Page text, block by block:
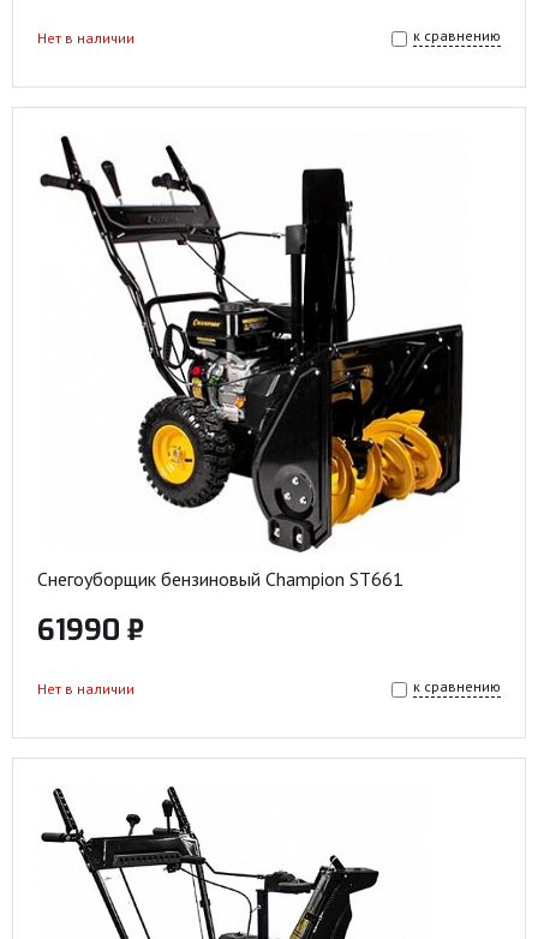
к сравнению
Нет в наличии
Снегоуборщик бензиновый Champion ST661
61990 ₽
к сравнению
Нет в наличии